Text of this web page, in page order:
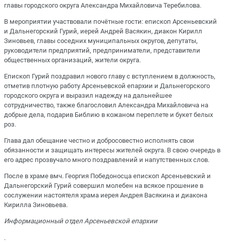
главы городского округа Александра Михайловича Теребилова.
В мероприятии участвовали почётные гости: епископ Арсеньевский
и Дальнегорский Гурий, иерей Андрей Васякин, диакон Кирилл
Зиновьев, главы соседних муниципальных округов, депутаты,
руководители предприятий, предприниматели, представители
общественных организаций, жители округа.
Епископ Гурий поздравил нового главу с вступлением в должность,
отметив плотную работу Арсеньевской епархии и Дальнегорского
городского округа и выразил надежду на дальнейшее
сотрудничество, также благословил Александра Михайловича на
добрые дела, подарив Библию в кожаном переплете и букет белых
роз.
Глава дал обещание честно и добросовестно исполнять свои
обязанности и защищать интересы жителей округа. В свою очередь в
его адрес прозвучало много поздравлений и напутственных слов.
После в храме вмч. Георгия Победоносца епископ Арсеньевский и
Дальнегорский Гурий совершил молебен на всякое прошение в
сослужении настоятеля храма иерея Андрея Васякина и диакона
Кирилла Зиновьева.
Информационный отдел Арсеньевской епархии
.